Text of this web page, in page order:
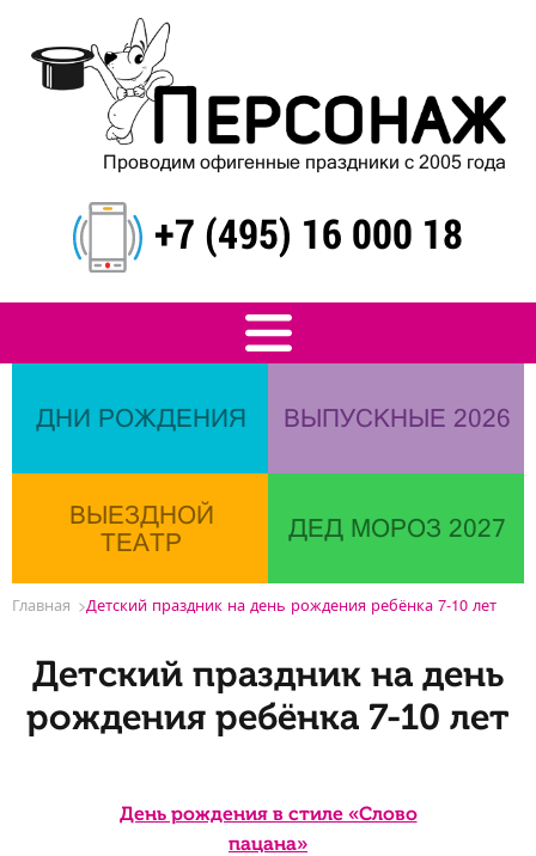
Проводим офигенные праздники с 2005 года
+7 (495) 16 000 18
ДНИ РОЖДЕНИЯ ВЫПУСКНЫЕ 2026
ВЫЕЗДНОЙ
ТЕАТР
ДЕД МОРОЗ 2027
Главная Детский праздник на день рождения ребёнка 7-10 лет
Детский праздник на день
рождения ребёнка 7-10 лет
День рождения в стиле «Слово
пацана»